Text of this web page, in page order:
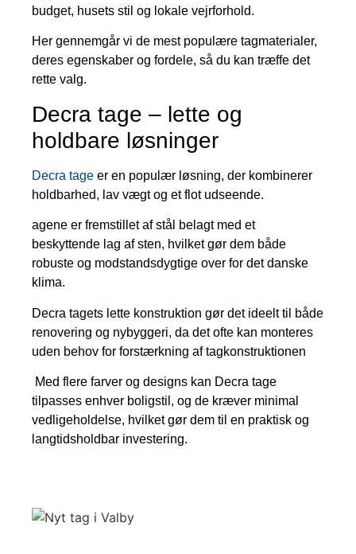
budget, husets stil og lokale vejrforhold.
Her gennemgår vi de mest populære tagmaterialer,
deres egenskaber og fordele, så du kan træffe det
rette valg.
Decra tage – lette og
holdbare løsninger
Decra tage er en populær løsning, der kombinerer
holdbarhed, lav vægt og et flot udseende.
agene er fremstillet af stål belagt med et
beskyttende lag af sten, hvilket gør dem både
robuste og modstandsdygtige over for det danske
klima.
Decra tagets lette konstruktion gør det ideelt til både
renovering og nybyggeri, da det ofte kan monteres
uden behov for forstærkning af tagkonstruktionen
Med flere farver og designs kan Decra tage
tilpasses enhver boligstil, og de kræver minimal
vedligeholdelse, hvilket gør dem til en praktisk og
langtidsholdbar investering.